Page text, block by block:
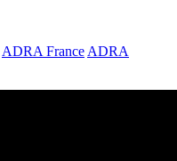
ADRA France ADRA